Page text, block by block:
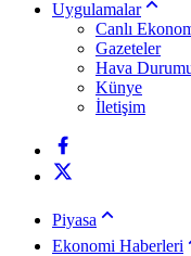
Uygulamalar
Canlı
Gazeteler
Hava
Künye
İletişim
Piyasa
Ekonomi Haberleri